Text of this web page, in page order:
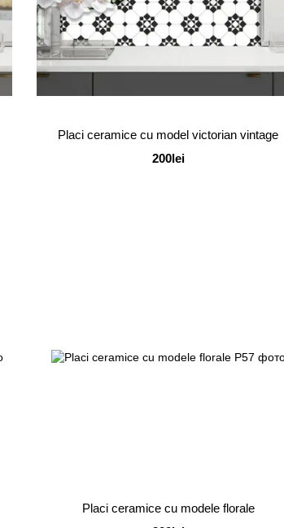
Placi ceramice cu model victorian vintage
200lei
Placi ceramice cu modele florale